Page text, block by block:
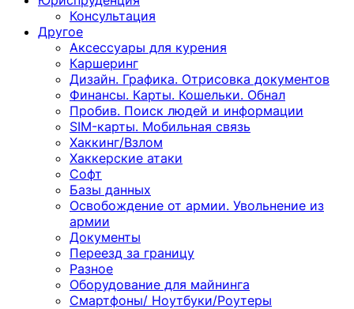
Консультация
Другoе
Аксессуары для курения
Каршеринг
Дизайн. Графика. Отрисовка документов
Финансы. Карты. Кошельки. Обнал
Пробив. Поиск людей и информации
SIM-карты. Мобильная связь
Хаккинг/Взлом
Хаккерские атаки
Софт
Базы данных
Освобождение от армии. Увольнение из
армии
Документы
Переезд за границу
Разное
Оборудование для майнинга
Смартфоны/ Ноутбуки/Роутеры